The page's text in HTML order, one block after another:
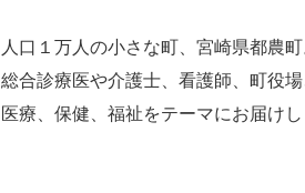
人口１万人の小さな町、宮崎県都農町
総合診療医や介護士、看護師、町役
医療、保健、福祉をテーマにお届けし